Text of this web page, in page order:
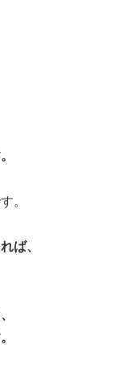
。
ば、